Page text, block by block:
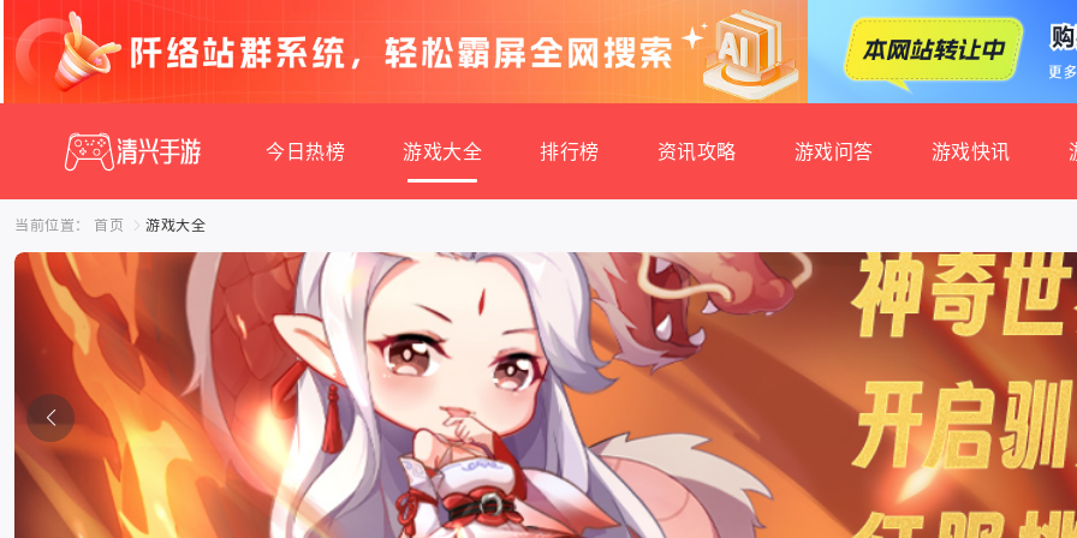
今日热榜 游戏大全 排行榜 资讯攻略 游戏问答 游戏快讯
当前位置： 首页 游戏大全